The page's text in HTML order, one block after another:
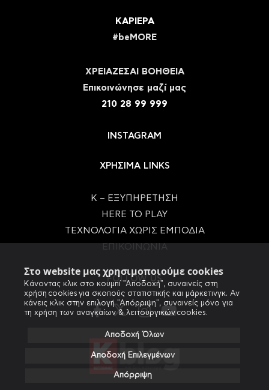
Στο website μας χρησιμοποιούμε cookies
Κάνοντας κλικ στο κουμπί "Αποδοχή", συναινείς στη
χρήση cookies για σκοπούς στατιστικής και μάρκετινγκ. Αν
κάνεις κλικ στην επιλογή "Απόρριψη", συναινείς μόνο για
τη χρήση των αναγκαίων & λειτουργικών cookies.
Αποδοχή Όλων
Αποδοχή Επιλεγμένων
Απόρριψη
ΚΑΡΙΕΡΑ
#beMORE
ΧΡΕΙΑΖΕΣΑΙ ΒΟΗΘΕΙΑ
Eπικοινώνησε μαζί μας
210 28 99 999
INSTAGRAM
ΧΡΗΣΙΜΑ LINKS
Κ – ΕΞΥΠΗΡΕΤΗΣΗ
HERE TO PLAY
ΤΕΧΝΟΛΟΓΙΑ ΧΩΡΙΣ ΕΜΠΟΔΙΑ
FOLLOW US